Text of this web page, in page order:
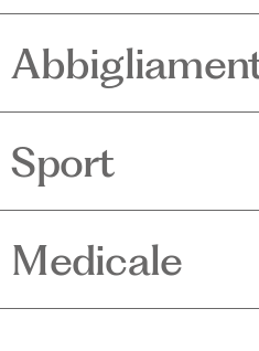
Sport
Medicale